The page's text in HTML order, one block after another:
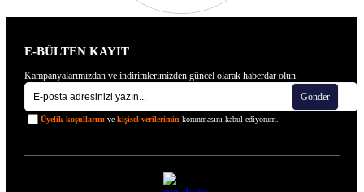
E-BÜLTEN KAYIT
Kampanyalarımızdan ve indirimlerimizden güncel olarak haberdar olun.
Gönder
Üyelik koşullarınıve kişisel verilerimin korunmasını kabul ediyorum.